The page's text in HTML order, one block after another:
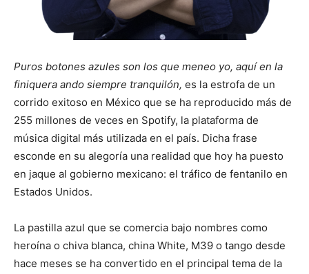
Puros botones azules son los que meneo yo, aquí en la
finiquera ando siempre tranquilón, es la estrofa de un
corrido exitoso en México que se ha reproducido más de
255 millones de veces en Spotify, la plataforma de
música digital más utilizada en el país. Dicha frase
esconde en su alegoría una realidad que hoy ha puesto
en jaque al gobierno mexicano: el tráfico de fentanilo en
Estados Unidos.
La pastilla azul que se comercia bajo nombres como
heroína o chiva blanca, china White, M39 o tango desde
hace meses se ha convertido en el principal tema de la